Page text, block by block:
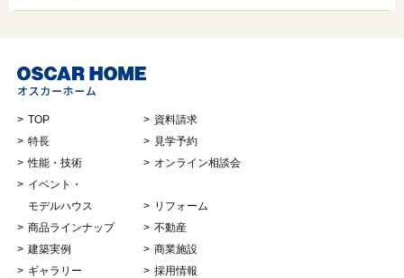
TOP
特長
性能・技術
イベント・
モデルハウス
商品ラインナップ
建築実例
ギャラリー
資料請求
見学予約
オンライン相談会
リフォーム
不動産
商業施設
採用情報